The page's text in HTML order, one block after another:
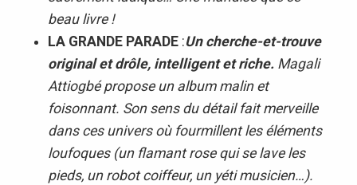
beau livre !
LA GRANDE PARADE:Un cherche-et-trouve
original et drôle, intelligent et riche. Magali
Attiogbé propose un album malin et
foisonnant. Son sens du détail fait merveille
dans ces univers où fourmillent les éléments
loufoques (un flamant rose qui se lave les
pieds, un robot coiffeur, un yéti musicien…).